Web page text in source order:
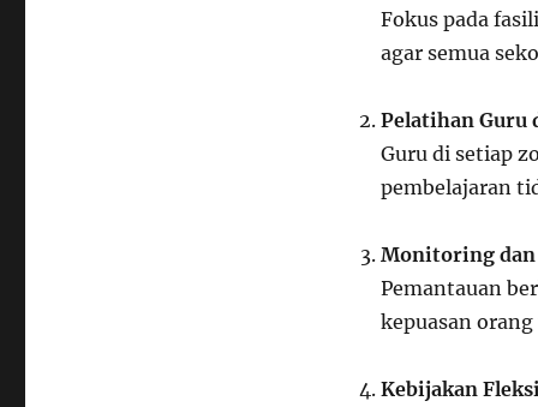
Fokus pada
agar semua
Pelatihan Guru
Guru di setiap
pembelajaran
Monitoring dan
Pemantauan
kepuasan
Kebijakan